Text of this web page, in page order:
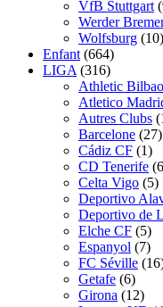
VfB Stuttgart
Werder
Wolfsburg (10)
Enfant (664)
LIGA (316)
Athletic Bilbao
Atletico
Autres Clubs
Barcelone (27)
Cádiz CF (1)
CD Tenerife
Celta Vigo (5)
Deportivo
Deportivo de
Elche CF (5)
Espanyol (7)
FC Séville
Getafe (6)
Girona (12)